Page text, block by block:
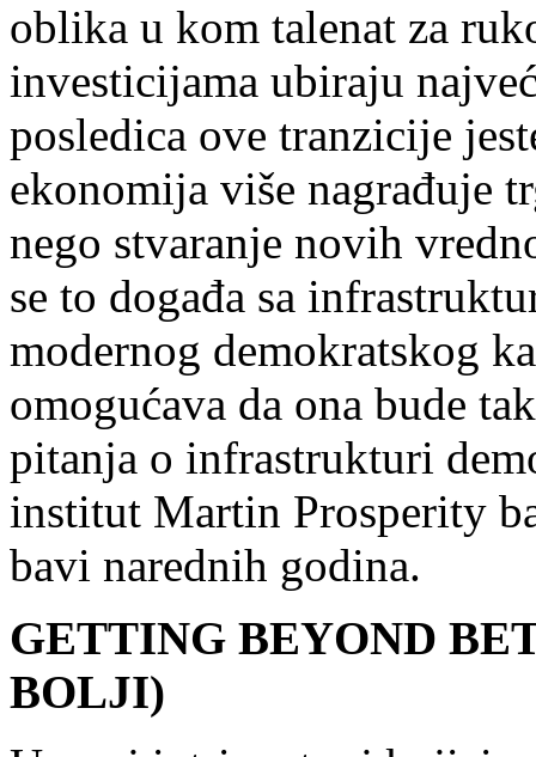
oblika u kom talenat za
investicijama ubiraju
posledica ove tranzicije
ekonomija više nagrađuje
nego stvaranje novih
se to događa sa
modernog demokratskog
omogućava da ona bude
pitanja o infrastrukturi
institut Martin Prosperity
bavi narednih godina.
GETTING BEYOND
BOLJI)